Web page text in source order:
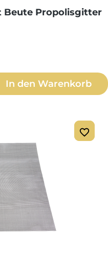
Beute Propolisgitter
gewünschten
In den Warenkorb